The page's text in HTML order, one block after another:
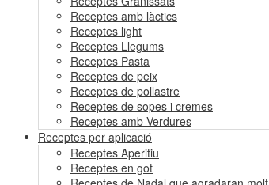
Receptes amb làctics
Receptes light
Receptes Llegums
Receptes Pasta
Receptes de peix
Receptes de pollastre
Receptes de sopes i cremes
Receptes amb Verdures
Receptes per aplicació
Receptes Aperitiu
Receptes en got